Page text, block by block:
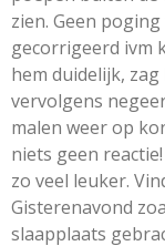
zien. Geen
gecorrigeerd ivm
hem duidelijk,
vervolgens
malen weer op
niets geen
zo veel leuker.
Gisterenavond
slaapplaats